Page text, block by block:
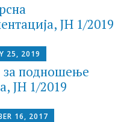
JН 1/2019
25, 2019
за подношење
JН 1/2019
16, 2017